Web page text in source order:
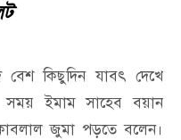
কিছুদিন যাবৎ দেখে
সময় ইমাম সাহেব বয়ান
জুমা পড়তে বলেন।